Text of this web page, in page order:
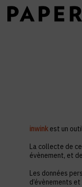
inwink est un
La collecte de
évènement, et
Les données
d’évènements